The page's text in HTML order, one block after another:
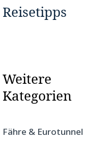
Reisetipps
Weitere
Kategorien
Fähre & Eurotunnel